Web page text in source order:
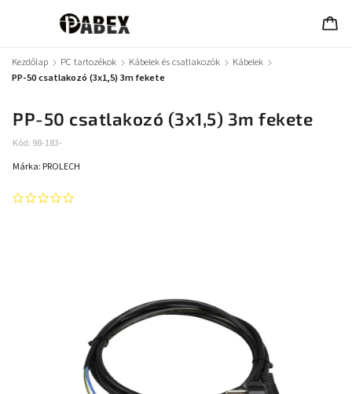
Kezdőlap / PC tartozékok / Kábelek és csatlakozók / Kábelek /
PP-50 csatlakozó (3x1,5) 3m fekete
PP-50 csatlakozó (3x1,5) 3m fekete
Kód: 98-183-
Márka: PROLECH